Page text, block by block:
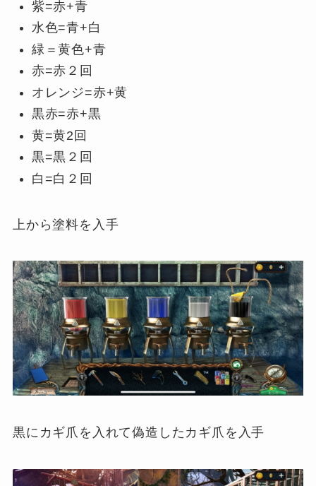
紫=赤+青
水色=青+白
緑＝黄色+青
赤=赤２回
オレンジ=赤+黄
黒赤=赤+黒
黄=黄2回
黒=黒２回
白=白２回
上から塗料を入手
黒にカギ爪を入れて偽造したカギ爪を入手